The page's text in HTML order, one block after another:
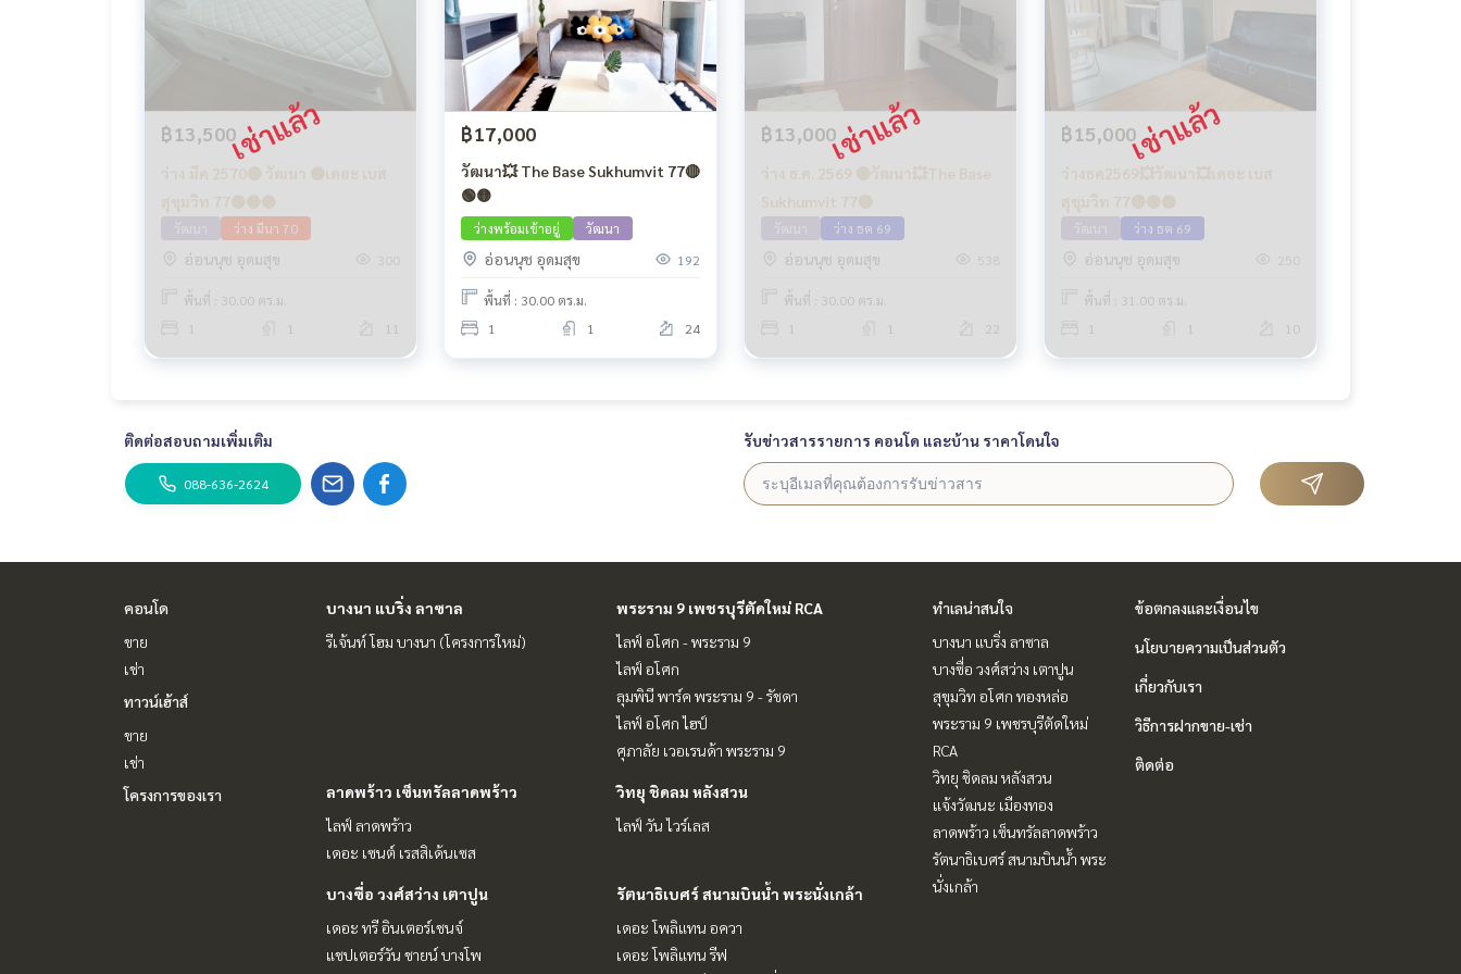
฿13,500
ว่าง มีค 2570🔴 วัฒนา 🟢เดอะ เบส
สุขุมวิท 77🟢🟡🟣
ว่าง มีนา 70
อ่อนนุช อุดมสุข 300
พื้นที่ : 30.00 ตร.ม.
1
1 11
฿17,000
วัฒนา💥 The Base Sukhumvit 77🔴
🟢🟡
ว่างพร้อมเข้าอยู่ วัฒนา
อ่อนนุช อุดมสุข 192
พื้นที่ : 30.00 ตร.ม.
1
1 24
฿13,000
ว่าง ธ.ค. 2569 🔴วัฒนา💥The Base
Sukhumvit 77🔴
ว่าง ธค 69
อ่อนนุช อุดมสุข 538
พื้นที่ : 30.00 ตร.ม.
1
1 22
฿15,000
ว่างธค2569💥วัฒนา💥เดอะ เบส
สุขุมวิท 77🔴🟢🟡
ว่าง ธค 69
อ่อนนุช อุดมสุข 250
พื้นที่ : 31.00 ตร.ม.
1
1 10
ติดต่อสอบถามเพิ่มเติม
088-636-2624
รับข่าวสารรายการ คอนโด และบ้าน ราคาโดนใจ
คอนโด
ขาย
เช่า
ทาวน์เฮ้าส์
ขาย
เช่า
โครงการของเรา
บางนา แบริ่ง ลาซาล
รีเจ้นท์ โฮม บางนา (โครงการใหม่)
พระราม 9 เพชรบุรีตัดใหม่ RCA
ไลฟ์ อโศก - พระราม 9
ไลฟ์ อโศก
ลุมพินี พาร์ค พระราม 9 - รัชดา
ไลฟ์ อโศก ไฮป์
ศุภาลัย เวอเรนด้า พระราม 9
ลาดพร้าว เซ็นทรัลลาดพร้าว
ไลฟ์ ลาดพร้าว
เดอะ เซนต์ เรสสิเด้นเซส
วิทยุ ชิดลม หลังสวน
ไลฟ์ วัน ไวร์เลส
บางซื่อ วงศ์สว่าง เตาปูน
เดอะ ทรี อินเตอร์เชนจ์
แชปเตอร์วัน ชายน์ บางโพ
รัตนาธิเบศร์ สนามบินน้ำ พระนั่งเกล้า
เดอะ โพลิแทน อควา
เดอะ โพลิแทน รีฟ
ทำเลน่าสนใจ
บางนา แบริ่ง ลาซาล
บางซื่อ วงศ์สว่าง เตาปูน
สุขุมวิท อโศก ทองหล่อ
พระราม 9 เพชรบุรีตัดใหม่
RCA
วิทยุ ชิดลม หลังสวน
แจ้งวัฒนะ เมืองทอง
ลาดพร้าว เซ็นทรัลลาดพร้าว
รัตนาธิเบศร์ สนามบินน้ำ พระ
นั่งเกล้า
ข้อตกลงและเงื่อนไข
นโยบายความเป็นส่วนตัว
เกี่ยวกับเรา
วิธีการฝากขาย-เช่า
ติดต่อ